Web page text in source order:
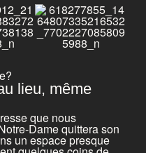
lieu, même
que nous
Dame quittera son
un espace presque